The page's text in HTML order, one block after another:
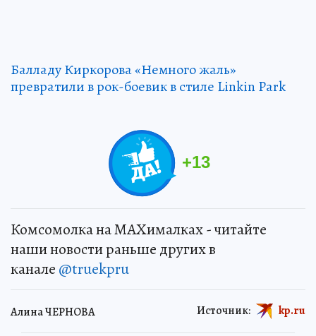
Балладу Киркорова «Немного жаль»
превратили в рок-боевик в стиле Linkin Park
+13
Комсомолка на MAXималках - читайте
наши новости раньше других в
канале @truekpru
Алина ЧЕРНОВА Источник: kp.ru